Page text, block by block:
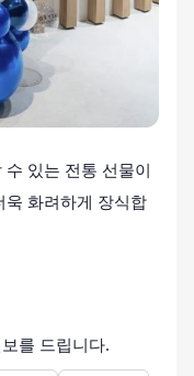
있는 전통 선물이
욱 화려하게 장식합
를 드립니다.